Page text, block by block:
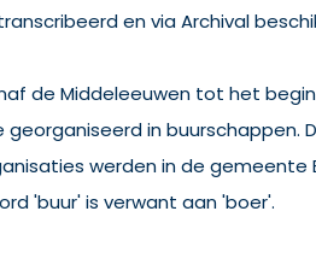
en via Archival
de Middeleeuwen tot het
georganiseerd in buurschappen.
werden in de
'buur' is verwant aan 'boer'.